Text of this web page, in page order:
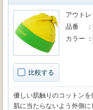
比較する
アウト
品番
カラー
優しい肌触りのコットン
肌に当たらないよう外側に